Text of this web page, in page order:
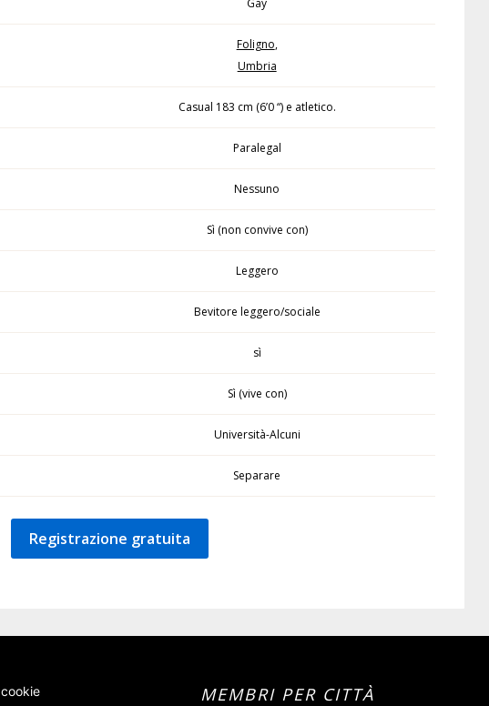
Gay
Foligno,
Umbria
Casual 183 cm (6’0 “) e atletico.
Paralegal
Nessuno
Sì (non convive con)
Leggero
Bevitore leggero/sociale
sì
Sì (vive con)
Università-Alcuni
Separare
Registrazione gratuita
MEMBRI PER CITTÀ